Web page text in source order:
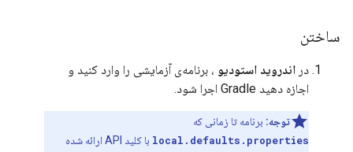
ساختن
در اندروید استودیو ، برنامه‌ی آزمایشی را وارد کنید و
اجازه دهید Gradle اجرا شود.
توجه: برنامه تا زمانی که
local.defaults.properties
با کلید API ارائه شده